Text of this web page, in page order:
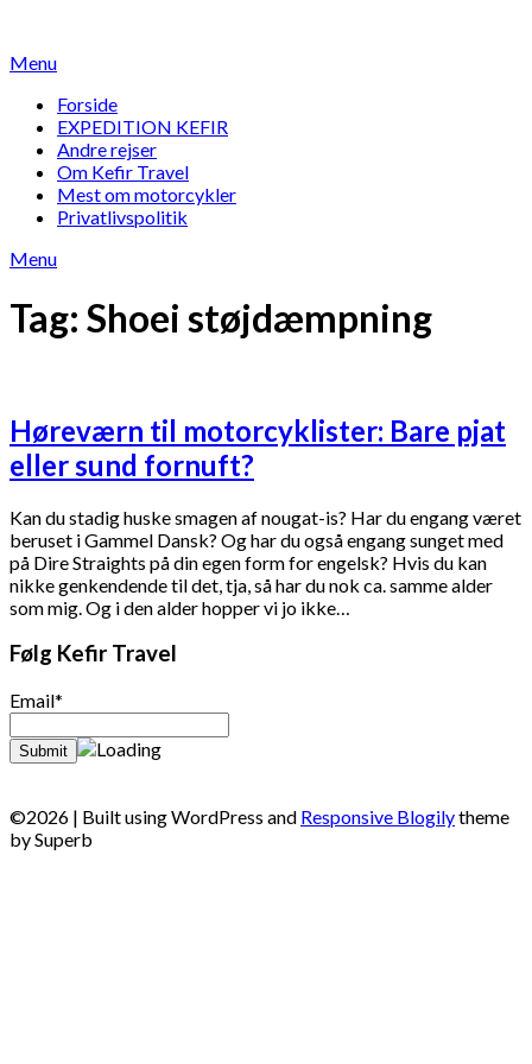
content
Menu
Forside
EXPEDITION KEFIR
Andre rejser
Om Kefir Travel
Mest om motorcykler
Privatlivspolitik
Menu
Tag: Shoei støjdæmpning
Høreværn til motorcyklister: Bare pjat
eller sund fornuft?
Kan du stadig huske smagen af nougat-is? Har du engang været
beruset i Gammel Dansk? Og har du også engang sunget med
på Dire Straights på din egen form for engelsk? Hvis du kan
nikke genkendende til det, tja, så har du nok ca. samme alder
som mig. Og i den alder hopper vi jo ikke…
Følg Kefir Travel
Email*
©2026 | Built using WordPress and Responsive Blogilytheme
by Superb